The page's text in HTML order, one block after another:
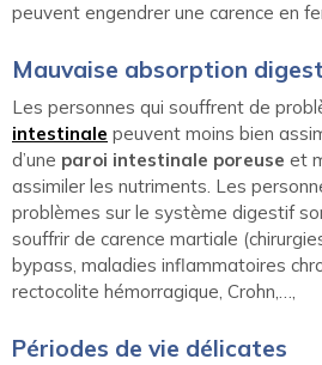
peuvent engendrer une carence en
Mauvaise absorption
Les personnes qui souffrent de
intestinale peuvent moins bien
d’une paroi intestinale poreuse et
assimiler les nutriments. Les
problèmes sur le système digestif
souffrir de carence martiale
bypass, maladies inflammatoires
rectocolite hémorragique, Crohn,…,
Périodes de vie délicates